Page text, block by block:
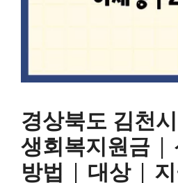
경상북도 김천
생회복지원금 |
방법 | 대상 |